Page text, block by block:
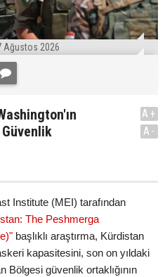
Ağustos 2026
A+
A-
Institute (MEI) tarafından
The Peshmerga
başlıklı araştırma, Kürdistan
kapasitesini, son on yıldaki
Bölgesi güvenlik ortaklığının